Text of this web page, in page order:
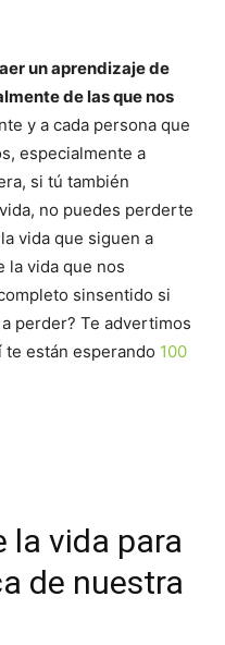
un aprendizaje de
de las que nos
y a cada persona que
especialmente a
si tú también
no puedes perderte
vida que siguen a
la vida que nos
sinsentido si
perder? Te advertimos
te están esperando 100
la vida para
de nuestra